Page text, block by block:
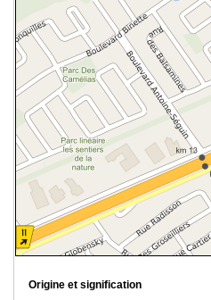
Origine et signification